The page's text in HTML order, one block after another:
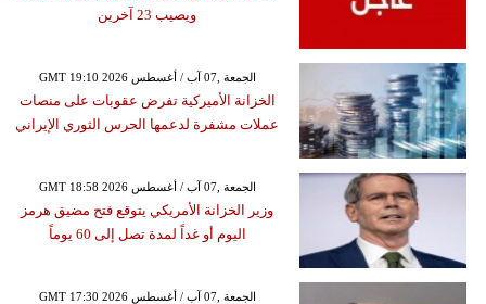
ويصيب 23 آخرين
GMT 19:10 2026 الجمعة ,07 آب / أغسطس
الخزانة الأميركية تفرض عقوبات على منصات
عملات مشفرة لدعمها الحرس الثوري الإيراني
GMT 18:58 2026 الجمعة ,07 آب / أغسطس
وزير الخزانة الأمريكي يتوقع فتح مضيق هرمز
اليوم أو غداً لمدة تصل إلى 60 يوماً
GMT 17:30 2026 الجمعة ,07 آب / أغسطس